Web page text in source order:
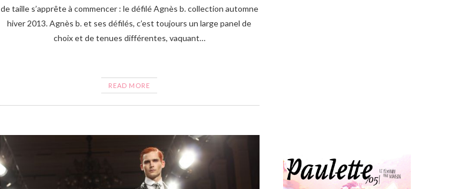
de taille s’apprête à commencer : le défilé Agnès b. collection automne
hiver 2013. Agnès b. et ses défilés, c’est toujours un large panel de
choix et de tenues différentes, vaquant…
READ MORE